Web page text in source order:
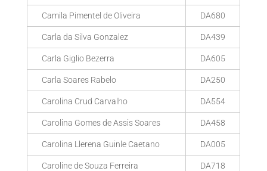
Camila Pimentel de Oliveira DA680
Carla da Silva Gonzalez DA439
Carla Giglio Bezerra DA605
Carla Soares Rabelo DA250
Carolina Crud Carvalho DA554
Carolina Gomes de Assis Soares DA458
Carolina Llerena Guinle Caetano DA005
Caroline de Souza Ferreira DA718